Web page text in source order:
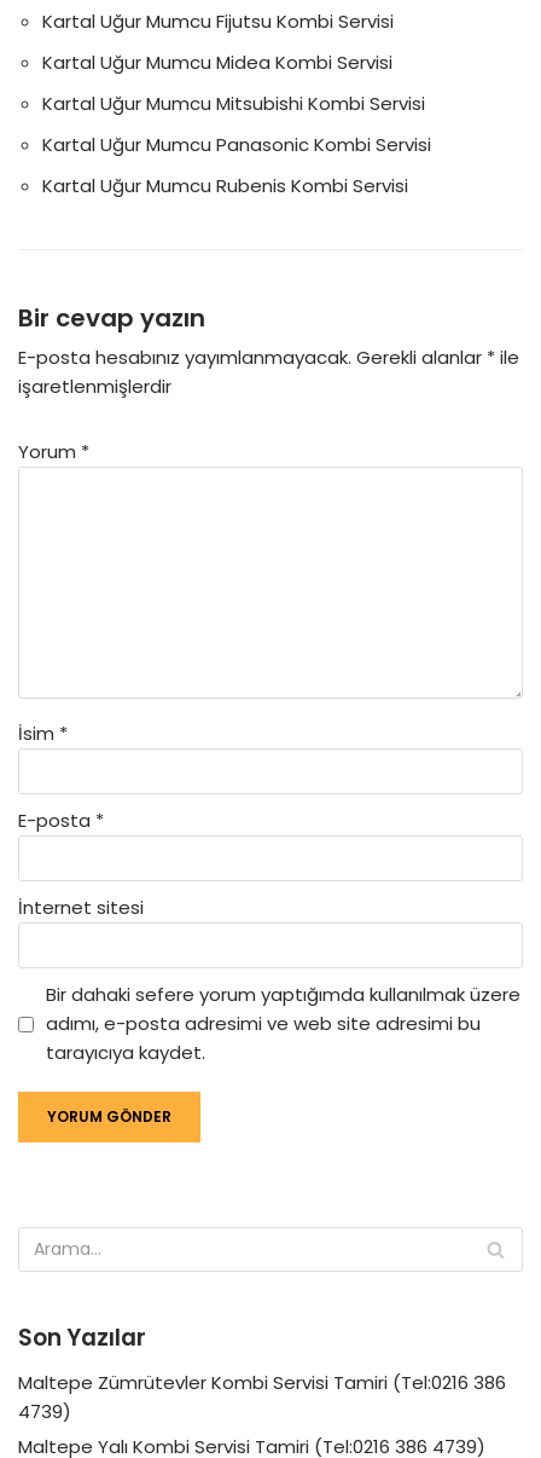
Kartal Uğur Mumcu Fijutsu Kombi Servisi
Kartal Uğur Mumcu Midea Kombi Servisi
Kartal Uğur Mumcu Mitsubishi Kombi Servisi
Kartal Uğur Mumcu Panasonic Kombi Servisi
Kartal Uğur Mumcu Rubenis Kombi Servisi
Bir cevap yazın
E-posta hesabınız yayımlanmayacak. Gerekli alanlar *ile
işaretlenmişlerdir
Yorum *
İsim *
E-posta *
İnternet sitesi
Bir dahaki sefere yorum yaptığımda kullanılmak üzere
adımı, e-posta adresimi ve web site adresimi bu
tarayıcıya kaydet.
Son Yazılar
Maltepe Zümrütevler Kombi Servisi Tamiri (Tel:0216 386
4739)
Maltepe Yalı Kombi Servisi Tamiri (Tel:0216 386 4739)